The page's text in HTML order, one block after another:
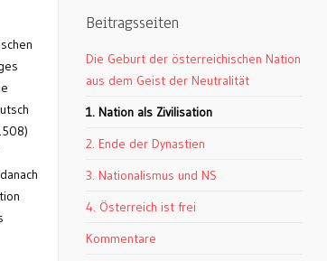
Beitragsseiten
Die Geburt der österreichischen Nation
aus dem Geist der Neutralität
1. Nation als Zivilisation
2. Ende der Dynastien
3. Nationalismus und NS
4. Österreich ist frei
Kommentare